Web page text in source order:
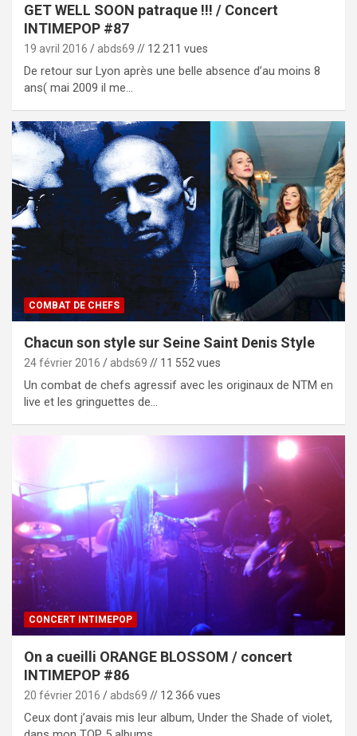
GET WELL SOON patraque !!! / Concert
INTIMEPOP #87
19 avril 2016 abds69 // 12 211 vues
De retour sur Lyon après une belle absence d’au moins 8
ans( mai 2009 il me…
COMBAT DE CHEFS
Chacun son style sur Seine Saint Denis Style
24 février 2016 abds69 // 11 552 vues
Un combat de chefs agressif avec les originaux de NTM en
live et les gringuettes de…
CONCERT INTIMEPOP
On a cueilli ORANGE BLOSSOM / concert
INTIMEPOP #86
20 février 2016 abds69 // 12 366 vues
Ceux dont j’avais mis leur album, Under the Shade of violet,